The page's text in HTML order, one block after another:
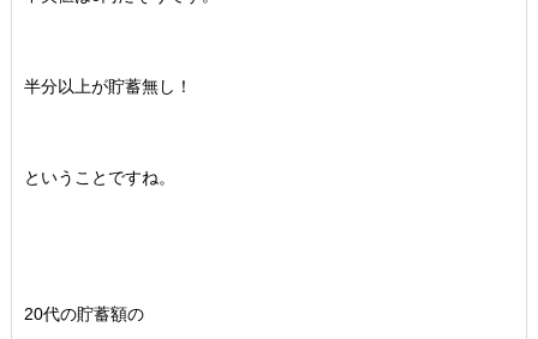
半分以上が貯蓄無し！
ということですね。
20代の貯蓄額の